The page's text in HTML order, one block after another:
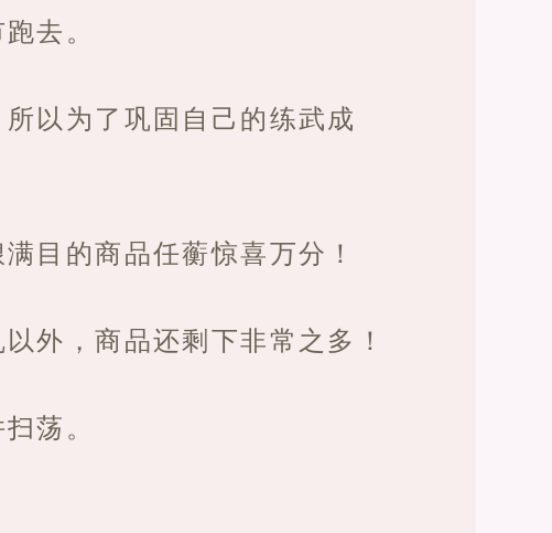
去。
以为了巩固自己的练武成
目的商品任蘅惊喜万分！
外，商品还剩下非常之多！
荡。